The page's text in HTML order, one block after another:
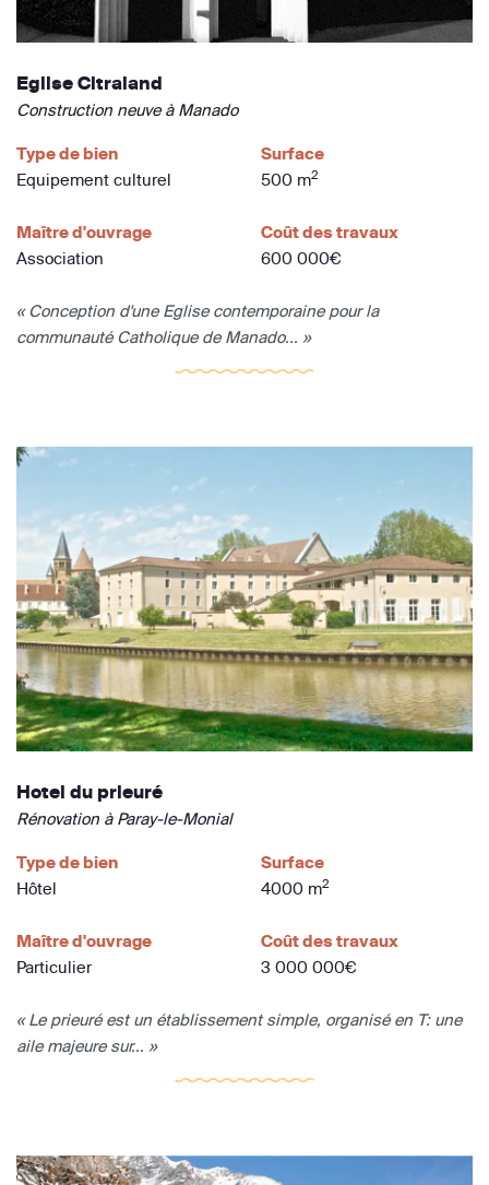
Eglise Citraland
Construction neuve à Manado
Type de bien
Equipement culturel
Surface
500 m2
Maître d'ouvrage
Association
Coût des travaux
600 000€
« Conception d'une Eglise contemporaine pour la
communauté Catholique de Manado... »
Hotel du prieuré
Rénovation à Paray-le-Monial
Type de bien
Hôtel
Surface
4000 m2
Maître d'ouvrage
Particulier
Coût des travaux
3 000 000€
« Le prieuré est un établissement simple, organisé en T: une
aile majeure sur... »